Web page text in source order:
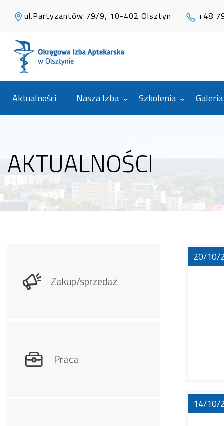
ul.Partyzantów 79/9, 10-402 Olsztyn +48
Aktualności Nasza Izba Szkolenia Galeria
AKTUALNOŚCI
Zakup/sprzedaż
Praca
20/10/
14/10/